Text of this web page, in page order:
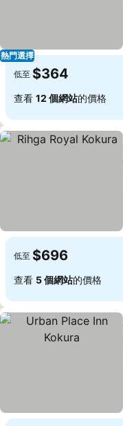
熱門選擇
低至 $364
查看 12 個網站的價格
低至 $696
查看 5 個網站的價格